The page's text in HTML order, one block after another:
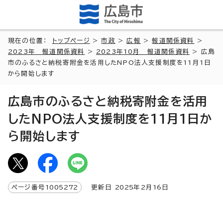
現在の位置： トップページ >市政 >広報 >報道関係資料
>
2023年 報道関係資料
> 2023年10月 報道関係資料
> 広島
市のふるさと納税寄附金を活用したNPO法人支援制度を11月1日
から開始します
広島市のふるさと納税寄附金を活用
したNPO法人支援制度を11月1日か
ら開始します
ページ番号 1005272 更新日 2025年2月 16 日